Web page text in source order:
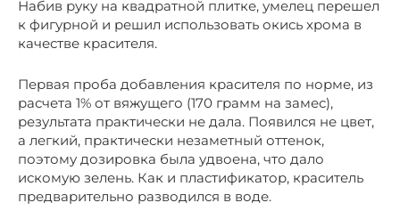
Набив руку на квадратной плитке, умелец перешел
к фигурной и решил использовать окись хрома в
качестве красителя.
Первая проба добавления красителя по норме, из
расчета 1% от вяжущего (170 грамм на замес),
результата практически не дала. Появился не цвет,
а легкий, практически незаметный оттенок,
поэтому дозировка была удвоена, что дало
искомую зелень. Как и пластификатор, краситель
предварительно разводился в воде.